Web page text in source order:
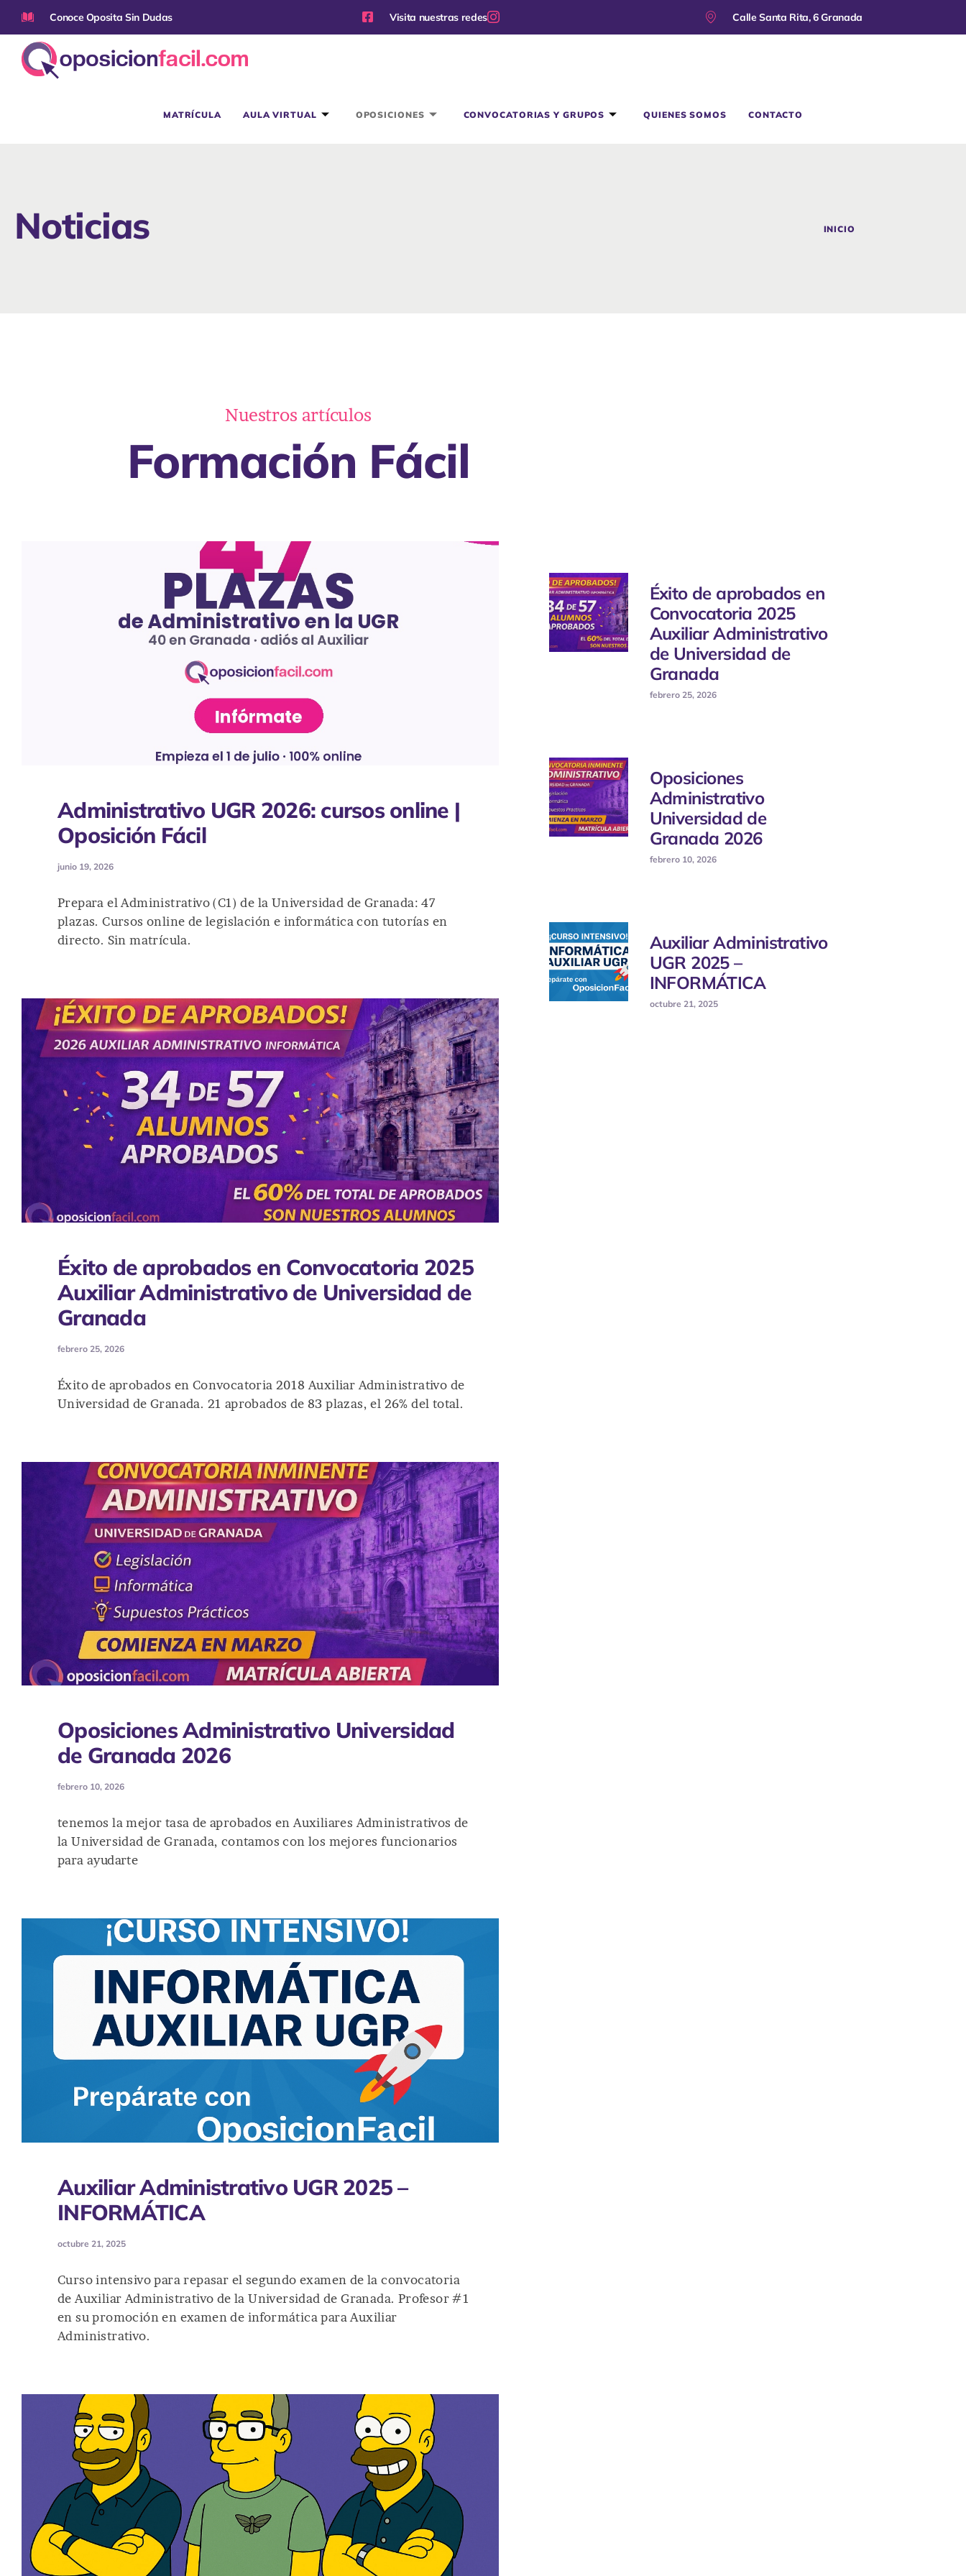
Conoce Oposita Sin Dudas Visita nuestras redes Calle Santa Rita, 6 Granada
MATRÍCULA AULA VIRTUAL OPOSICIONES CONVOCATORIAS Y GRUPOS QUIENES SOMOS CONTACTO
Noticias INICIO
Nuestros artículos
Formación Fácil
Administrativo UGR 2026: cursos online |
Oposición Fácil
junio 19, 2026
Prepara el Administrativo (C1) de la Universidad de Granada: 47
plazas. Cursos online de legislación e informática con tutorías en
directo. Sin matrícula.
Éxito de aprobados en Convocatoria 2025
Auxiliar Administrativo de Universidad de
Granada
febrero 25, 2026
Éxito de aprobados en Convocatoria 2018 Auxiliar Administrativo de
Universidad de Granada. 21 aprobados de 83 plazas, el 26% del total.
Oposiciones Administrativo Universidad
de Granada 2026
febrero 10, 2026
tenemos la mejor tasa de aprobados en Auxiliares Administrativos de
la Universidad de Granada, contamos con los mejores funcionarios
para ayudarte
Auxiliar Administrativo UGR 2025 –
INFORMÁTICA
octubre 21, 2025
Curso intensivo para repasar el segundo examen de la convocatoria
de Auxiliar Administrativo de la Universidad de Granada. Profesor #1
en su promoción en examen de informática para Auxiliar
Administrativo.
Éxito de aprobados en
Convocatoria 2025
Auxiliar Administrativo
de Universidad de
Granada
febrero 25, 2026
Oposiciones
Administrativo
Universidad de
Granada 2026
febrero 10, 2026
Auxiliar Administrativo
UGR 2025 –
INFORMÁTICA
octubre 21, 2025